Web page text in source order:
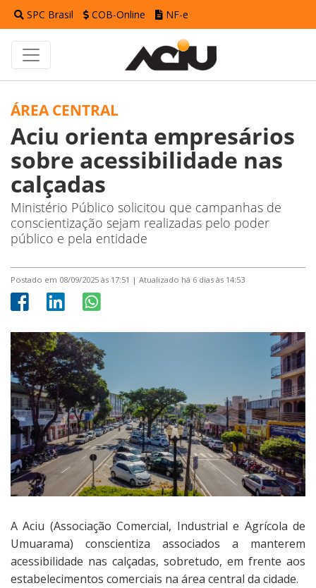
SPC Brasil COB-Online NF-e
ÁREA CENTRAL
Aciu orienta empresários
sobre acessibilidade nas
calçadas
Ministério Público solicitou que campanhas de
conscientização sejam realizadas pelo poder
público e pela entidade
Postado em 08/09/2025 às 17:51 | Atualizado há 6 dias às 14:53
A Aciu (Associação Comercial, Industrial e Agrícola de
Umuarama) conscientiza associados a manterem
acessibilidade nas calçadas, sobretudo, em frente aos
estabelecimentos comerciais na área central da cidade.